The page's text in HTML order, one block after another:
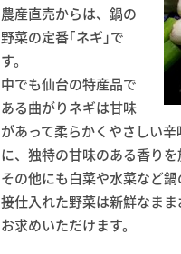
農産直売からは、鍋の
野菜の定番｢ネギ｣で
す。
中でも仙台の特産品で
ある曲がりネギは甘味
があって柔らかくやさしい
に、独特の甘味のある香りを
その他にも白菜や水菜など
接仕入れた野菜は新鮮なま
お求めいただけます。